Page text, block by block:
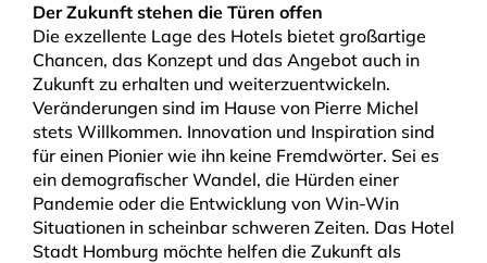
Der Zukunft stehen die Türen offen
Die exzellente Lage des Hotels bietet großartige
Chancen, das Konzept und das Angebot auch in
Zukunft zu erhalten und weiterzuentwickeln.
Veränderungen sind im Hause von Pierre Michel
stets Willkommen. Innovation und Inspiration sind
für einen Pionier wie ihn keine Fremdwörter. Sei es
ein demografischer Wandel, die Hürden einer
Pandemie oder die Entwicklung von Win-Win
Situationen in scheinbar schweren Zeiten. Das Hotel
Stadt Homburg möchte helfen die Zukunft als